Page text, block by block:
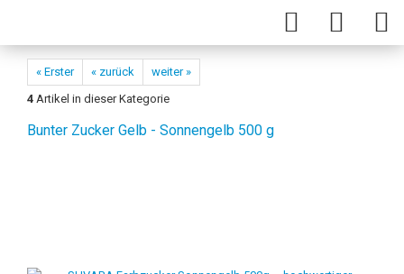
« Erster « zurück
weiter »
4 Artikel in dieser Kategorie
Bunter Zucker Gelb - Sonnengelb 500 g